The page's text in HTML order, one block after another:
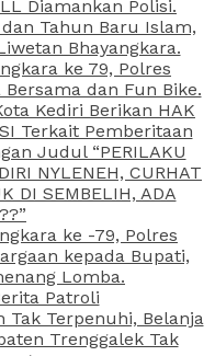
Diamankan Polisi.
Tahun Baru Islam,
Bhayangkara.
ke 79, Polres
dan Fun Bike.
Kediri Berikan HAK
Terkait Pemberitaan
Judul “PERILAKU
NYLENEH, CURHAT
DI SEMBELIH, ADA
ke -79, Polres
kepada Bupati,
Lomba.
Patroli
Tak Terpenuhi, Belanja
Trenggalek Tak